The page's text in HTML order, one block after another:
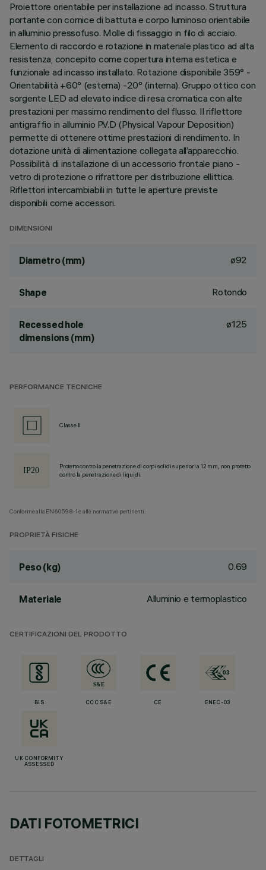
Proiettore orientabile per installazione ad incasso. Struttura
portante con cornice di battuta e corpo luminoso orientabile
in alluminio pressofuso. Molle di fissaggio in filo di acciaio.
Elemento di raccordo e rotazione in materiale plastico ad alta
resistenza, concepito come copertura interna estetica e
funzionale ad incasso installato. Rotazione disponibile 359° -
Orientabilità +60° (esterna) -20° (interna). Gruppo ottico con
sorgente LED ad elevato indice di resa cromatica con alte
prestazioni per massimo rendimento del flusso. Il riflettore
antigraffio in alluminio P.V.D (Physical Vapour Deposition)
permette di ottenere ottime prestazioni di rendimento. In
dotazione unità di alimentazione collegata all’apparecchio.
Possibilità di installazione di un accessorio frontale piano -
vetro di protezione o rifrattore per distribuzione ellittica.
Riflettori intercambiabili in tutte le aperture previste
disponibili come accessori.
DIMENSIONI
Diametro (mm) ø92
Shape Rotondo
Recessed hole
dimensions (mm)
ø125
PERFORMANCE TECNICHE
Classe II
Protetto contro la penetrazione di corpi solidi superiori a 12 mm, non protetto
contro la penetrazione di liquidi.
Conforme alla EN60598-1 e alle normative pertinenti.
PROPRIETÀ FISICHE
Peso (kg) 0.69
Materiale Alluminio e termoplastico
CERTIFICAZIONI DEL PRODOTTO
BIS CCC S&E CE ENEC-03
UK CONFORMITY
ASSESSED
DATI FOTOMETRICI
DETTAGLI